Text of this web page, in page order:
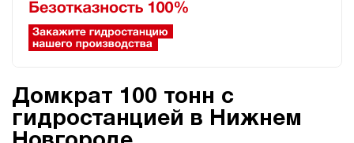
Домкрат 100 тонн с
гидростанцией в Нижнем